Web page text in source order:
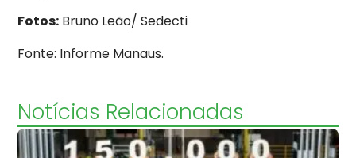
Fotos: Bruno Leão/ Sedecti
Fonte: Informe Manaus.
Notícias Relacionadas